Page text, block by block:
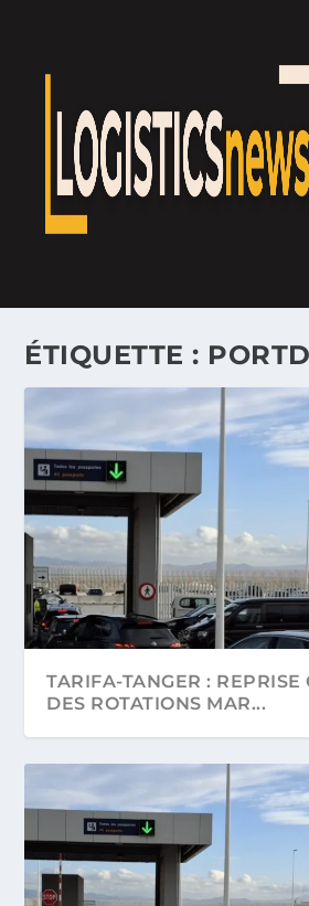
ÉTIQUETTE :
TARIFA-TANGER : REPRISE
DES ROTATIONS MAR...